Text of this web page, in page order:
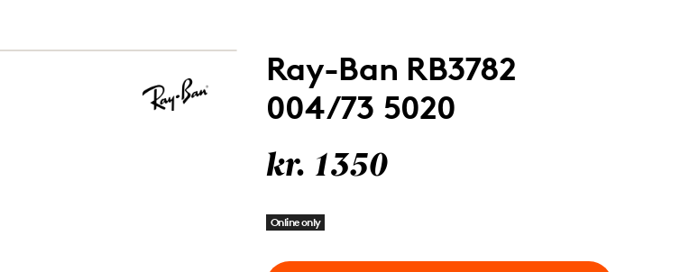
Ray-Ban RB3782
004/73 5020
kr. 1350
Online only